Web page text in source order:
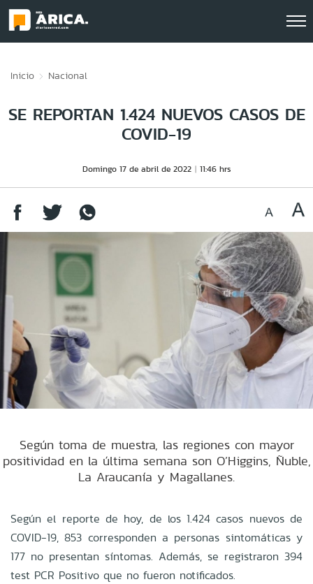
Inicio Nacional
SE REPORTAN 1.424 NUEVOS CASOS DE
COVID-19
Domingo 17 de abril de 2022 11:46 hrs
Según toma de muestra, las regiones con mayor
positividad en la última semana son O’Higgins, Ñuble,
La Araucanía y Magallanes.
Según el reporte de hoy, de los 1.424 casos nuevos de
COVID-19, 853 corresponden a personas sintomáticas y
177 no presentan síntomas. Además, se registraron 394
test PCR Positivo que no fueron notificados.